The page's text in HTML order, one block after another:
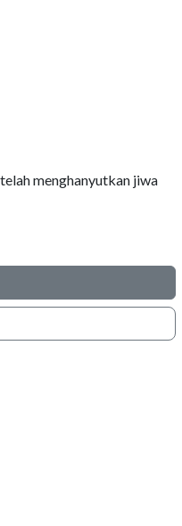
menghanyutkan jiwa